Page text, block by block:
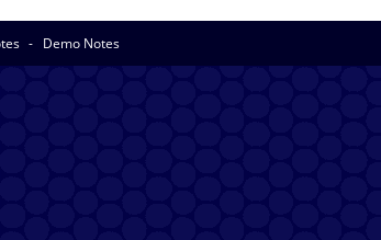
Demo Notes